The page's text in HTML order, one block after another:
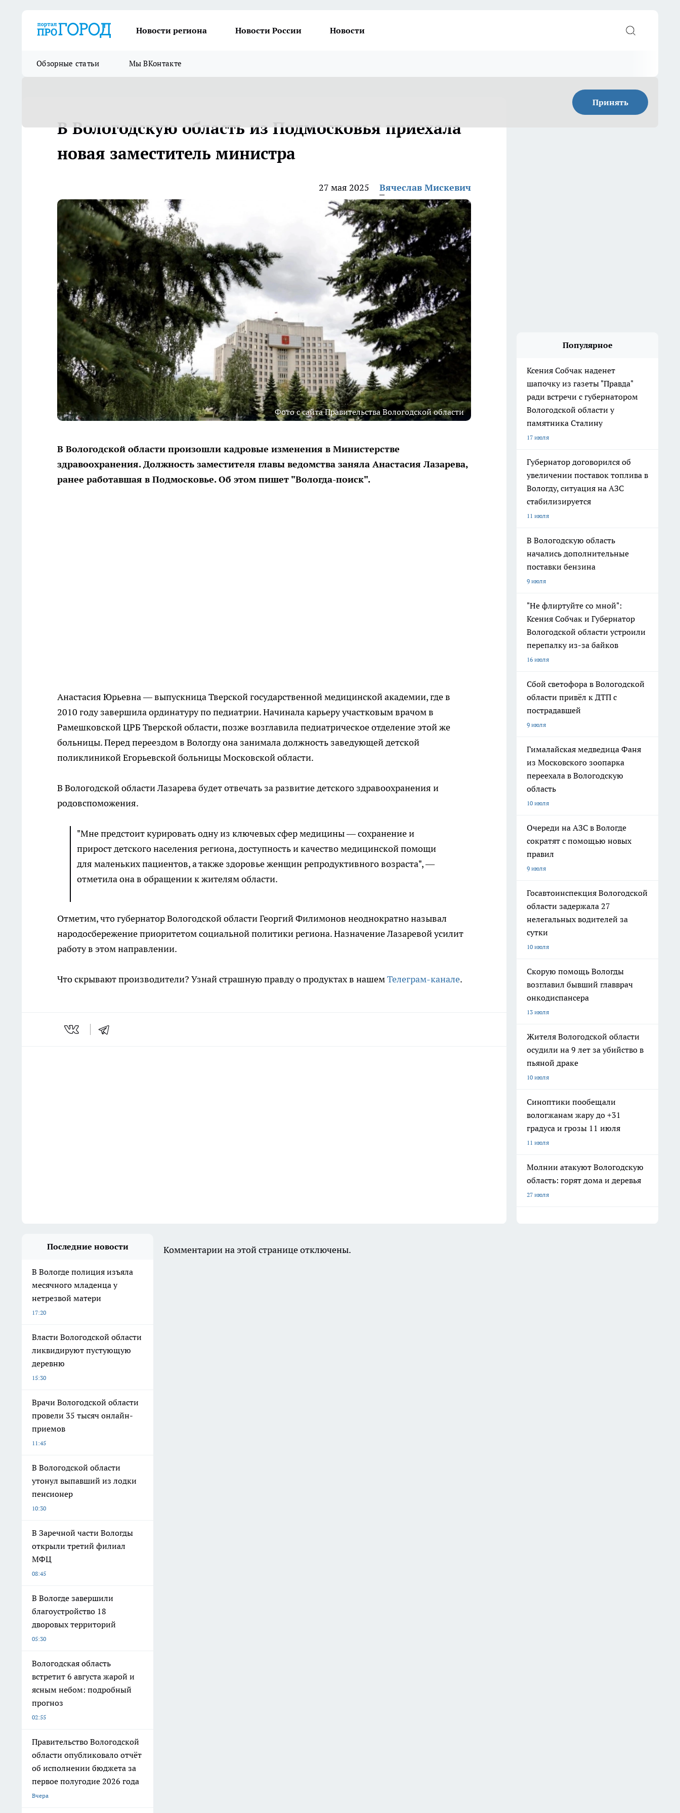
Новости региона Новости России Новости
Обзорные статьи Мы ВКонтакте
Принять
В Вологодскую область из Подмосковья приехала
новая заместитель министра
27 мая 2025 Вячеслав Мискевич
Фото с сайта Правительства Вологодской области
В Вологодской области произошли кадровые изменения в Министерстве
здравоохранения. Должность заместителя главы ведомства заняла Анастасия Лазарева,
ранее работавшая в Подмосковье. Об этом пишет "Вологда-поиск".
Анастасия Юрьевна — выпускница Тверской государственной медицинской академии, где в
2010 году завершила ординатуру по педиатрии. Начинала карьеру участковым врачом в
Рамешковской ЦРБ Тверской области, позже возглавила педиатрическое отделение этой же
больницы. Перед переездом в Вологду она занимала должность заведующей детской
поликлиникой Егорьевской больницы Московской области.
В Вологодской области Лазарева будет отвечать за развитие детского здравоохранения и
родовспоможения.
"Мне предстоит курировать одну из ключевых сфер медицины — сохранение и
прирост детского населения региона, доступность и качество медицинской помощи
для маленьких пациентов, а также здоровье женщин репродуктивного возраста", —
отметила она в обращении к жителям области.
Отметим, что губернатор Вологодской области Георгий Филимонов неоднократно называл
народосбережение приоритетом социальной политики региона. Назначение Лазаревой усилит
работу в этом направлении.
Что скрывают производители? Узнай страшную правду о продуктах в нашемТелеграм-канале.
Популярное
Ксения Собчак наденет
шапочку из газеты "Правда"
ради встречи с губернатором
Вологодской области у
памятника Сталину
17 июля
Губернатор договорился об
увеличении поставок топлива в
Вологду, ситуация на АЗС
стабилизируется
11 июля
В Вологодскую область
начались дополнительные
поставки бензина
9 июля
"Не флиртуйте со мной":
Ксения Собчак и Губернатор
Вологодской области устроили
перепалку из-за байков
16 июля
Сбой светофора в Вологодской
области привёл к ДТП с
пострадавшей
9 июля
Гималайская медведица Фаня
из Московского зоопарка
переехала в Вологодскую
область
10 июля
Очереди на АЗС в Вологде
сократят с помощью новых
правил
9 июля
Госавтоинспекция Вологодской
области задержала 27
нелегальных водителей за
сутки
10 июля
Скорую помощь Вологды
возглавил бывший главврач
онкодиспансера
13 июля
Жителя Вологодской области
осудили на 9 лет за убийство в
пьяной драке
10 июля
Синоптики пообещали
вологжанам жару до +31
градуса и грозы 11 июля
11 июля
Молнии атакуют Вологодскую
область: горят дома и деревья
27 июля
Последние новости
В Вологде полиция изъяла
месячного младенца у
нетрезвой матери
17:20
Власти Вологодской области
ликвидируют пустующую
деревню
15:30
Врачи Вологодской области
провели 35 тысяч онлайн-
приемов
11:45
В Вологодской области
утонул выпавший из лодки
пенсионер
10:30
В Заречной части Вологды
открыли третий филиал
МФЦ
08:45
В Вологде завершили
благоустройство 18
дворовых территорий
05:30
Вологодская область
встретит 6 августа жарой и
ясным небом: подробный
прогноз
02:55
Правительство Вологодской
области опубликовало отчёт
об исполнении бюджета за
первое полугодие 2026 года
Вчера
Комментарии на этой странице отключены.